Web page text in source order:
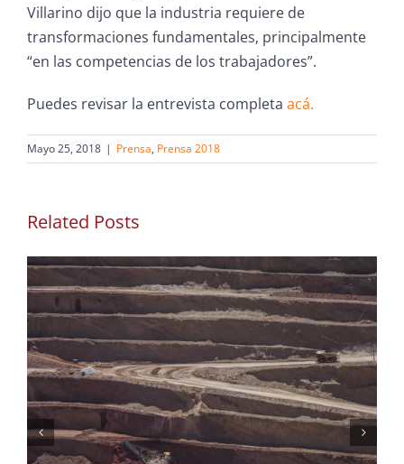
Villarino dijo que la industria requiere de
transformaciones fundamentales, principalmente
“en las competencias de los trabajadores”.
Puedes revisar la entrevista completa acá.
Mayo 25, 2018 | Prensa, Prensa 2018
Related Posts